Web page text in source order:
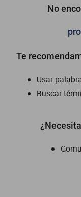
No
Te
Usar
Buscar
250z
300z
vortex
dm 300